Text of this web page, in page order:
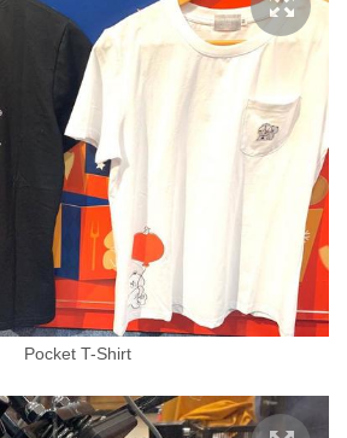
Pocket T-Shirt